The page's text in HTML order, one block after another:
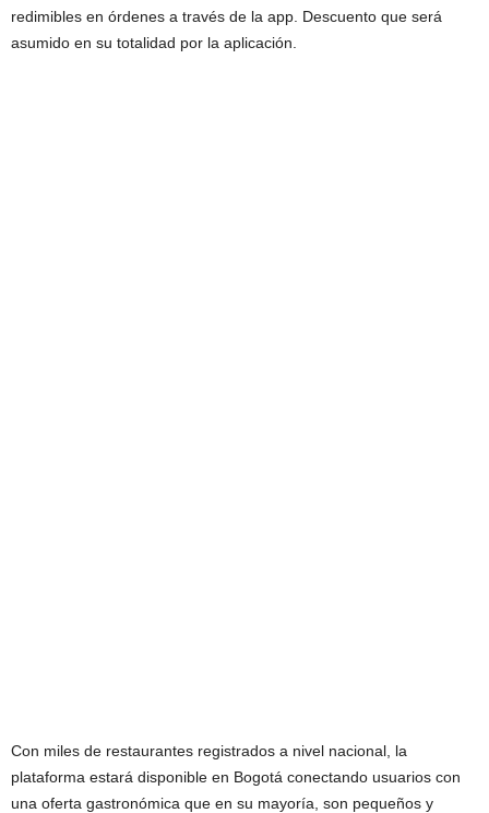
redimibles en órdenes a través de la app. Descuento que será
asumido en su totalidad por la aplicación.
Con miles de restaurantes registrados a nivel nacional, la
plataforma estará disponible en Bogotá conectando usuarios con
una oferta gastronómica que en su mayoría, son pequeños y